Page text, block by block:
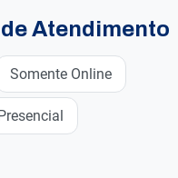
Atendimento
Somente Online